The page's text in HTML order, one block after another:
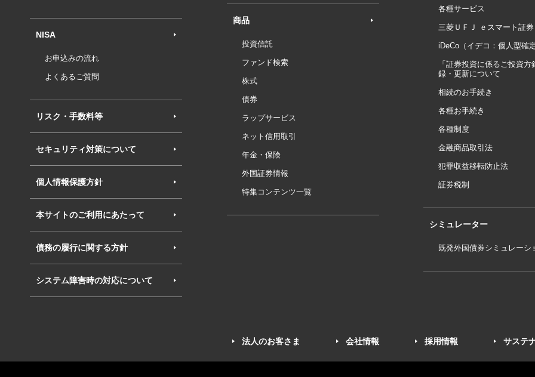
NISA
お申込みの流れ
よくあるご質問
リスク・手数料等
セキュリティ対策について
個人情報保護方針
本サイトのご利用にあたって
債務の履行に関する方針
システム障害時の対応について
商品
投資信託
ファンド検索
株式
債券
ラップサービス
ネット信用取引
年金・保険
外国証券情報
特集コンテンツ一覧
各種サービス
三菱ＵＦＪ ｅスマート証券
iDeCo（イデコ：個人型確
「証券投資に係るご投資方
録・更新について
相続のお手続き
各種お手続き
各種制度
金融商品取引法
犯罪収益移転防止法
証券税制
シミュレーター
既発外国債券シミュレーシ
法人のお客さま 会社情報 採用情報 サステ